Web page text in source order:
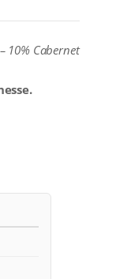
10% Cabernet